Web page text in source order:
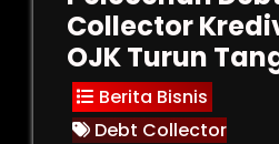
Collector
OJK Turun
Berita Bisnis
Debt Collector